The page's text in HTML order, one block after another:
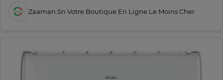
Zaaman.sn Votre Boutique En Ligne Le Moins Cher